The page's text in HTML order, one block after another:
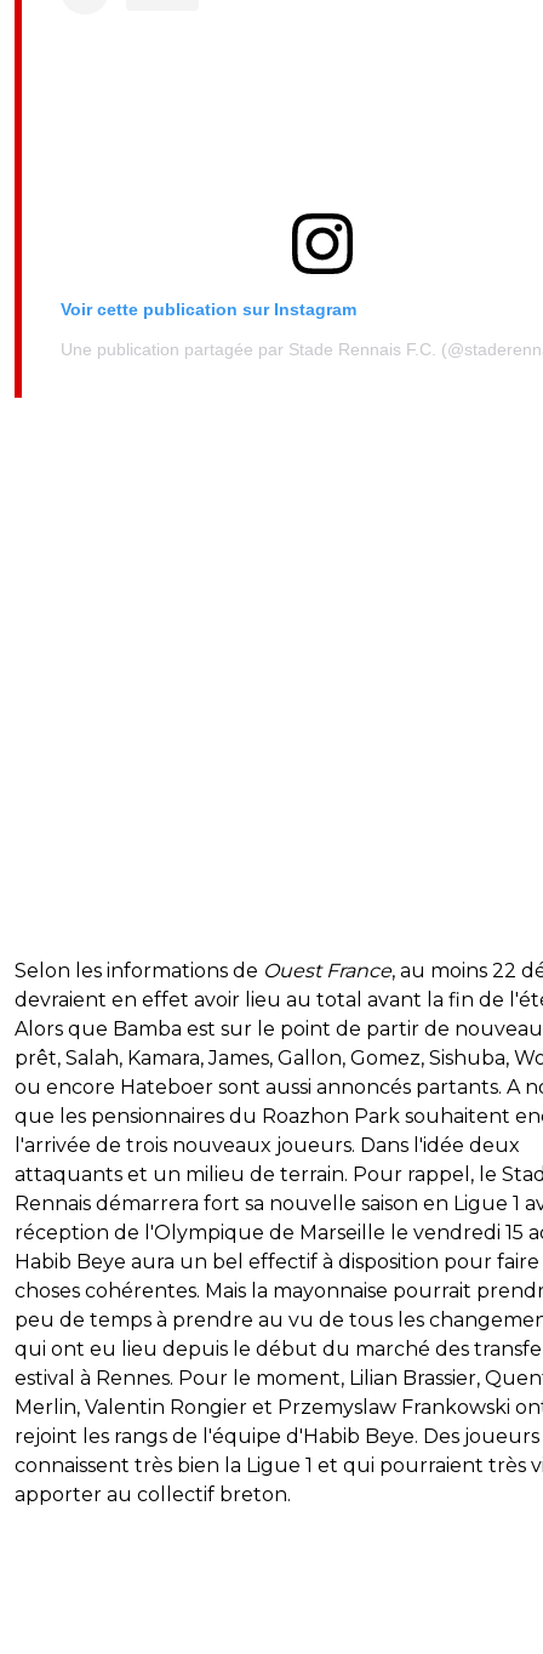
Voir cette publication sur Instagram
Une publication partagée par Stade Rennais F.C.
Selon les informations de Ouest France, au moins 22
devraient en effet avoir lieu au total avant la fin de
Alors que Bamba est sur le point de partir de
prêt, Salah, Kamara, James, Gallon, Gomez, Sishuba,
ou encore Hateboer sont aussi annoncés partants. A
que les pensionnaires du Roazhon Park souhaitent
l'arrivée de trois nouveaux joueurs. Dans l'idée deux
attaquants et un milieu de terrain. Pour rappel, le
Rennais démarrera fort sa nouvelle saison en Ligue 1
réception de l'Olympique de Marseille le vendredi 15
Habib Beye aura un bel effectif à disposition pour faire
choses cohérentes. Mais la mayonnaise pourrait
peu de temps à prendre au vu de tous les
qui ont eu lieu depuis le début du marché des
estival à Rennes. Pour le moment, Lilian Brassier,
Merlin, Valentin Rongier et Przemyslaw Frankowski
rejoint les rangs de l'équipe d'Habib Beye. Des
connaissent très bien la Ligue 1 et qui pourraient très
apporter au collectif breton.